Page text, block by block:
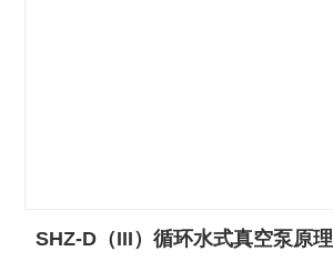
SHZ-D（III）循环水式真空泵原理